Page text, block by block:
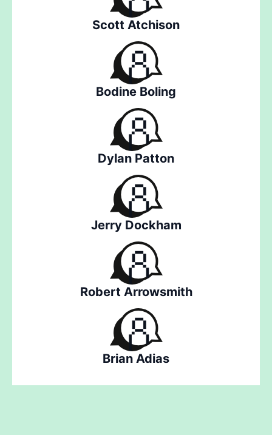
Scott Atchison
Bodine Boling
Dylan Patton
Jerry Dockham
Robert Arrowsmith
Brian Adias